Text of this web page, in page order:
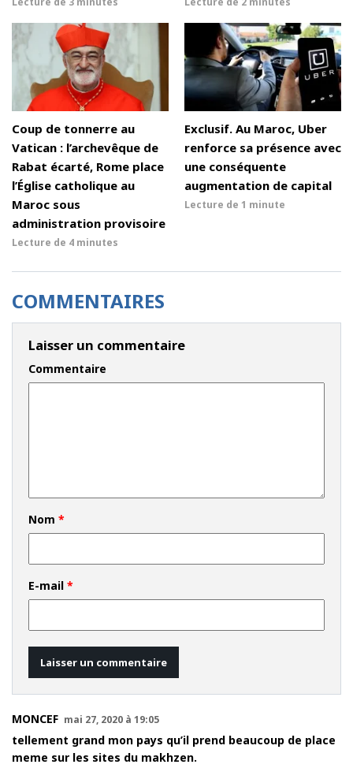
Coup de tonnerre au
Vatican : l’archevêque de
Rabat écarté, Rome place
l’Église catholique au
Maroc sous
administration provisoire
Lecture de 4 minutes
Exclusif. Au Maroc, Uber
renforce sa présence avec
une conséquente
augmentation de capital
Lecture de 1 minute
COMMENTAIRES
Laisser un commentaire
Commentaire
Nom *
E-mail *
MONCEF mai 27, 2020 à 19:05
tellement grand mon pays qu’il prend beaucoup de place
meme sur les sites du makhzen.